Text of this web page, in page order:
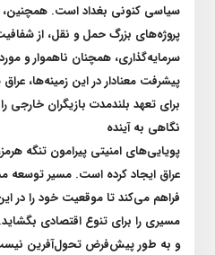
سیاسی کنونی بغداد است.
پروژه‌های بزرگ حمل و نقل، از
سرمایه‌گذاری، همچنان ناهموار و
پیشرفت معنادار در این زمینه‌ها،
برای تعهد بلندمدت بازیگران خارجی
نگاهی به آینده
پویایی‌های امنیتی پیرامون تنگه
عراق ایجاد کرده است. مسیر توسعه
فراهم می‌کند تا موقعیت خود را در
مسیری را برای تنوع اقتصادی
و به طور پیش‌فرض تحول‌آفرین